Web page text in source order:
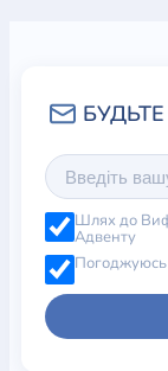
Шлях до
Адвенту
Погоджуюсь